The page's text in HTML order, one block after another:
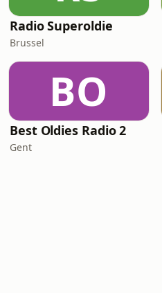
Radio Superoldie
Brussel
BO
Best Oldies Radio 2
Gent